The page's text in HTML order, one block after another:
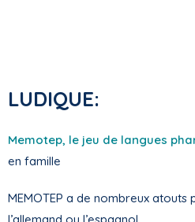
LUDIQUE:
Memotep, le jeu de langues
en famille
MEMOTEP a de nombreux atouts